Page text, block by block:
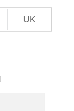
UK